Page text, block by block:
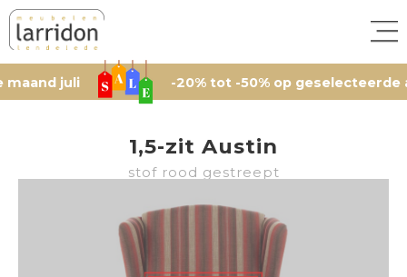
juli -20% tot -50% op geselecteerde
1,5-zit Austin
stof rood gestreept